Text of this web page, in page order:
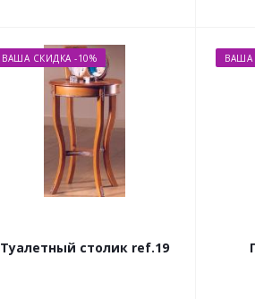
ВАША СКИДКА -10%
Туалетный столик ref.19
ВАША